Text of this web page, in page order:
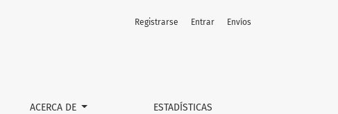
ACERCA DE ESTADÍSTICAS
Registrarse Entrar Envíos